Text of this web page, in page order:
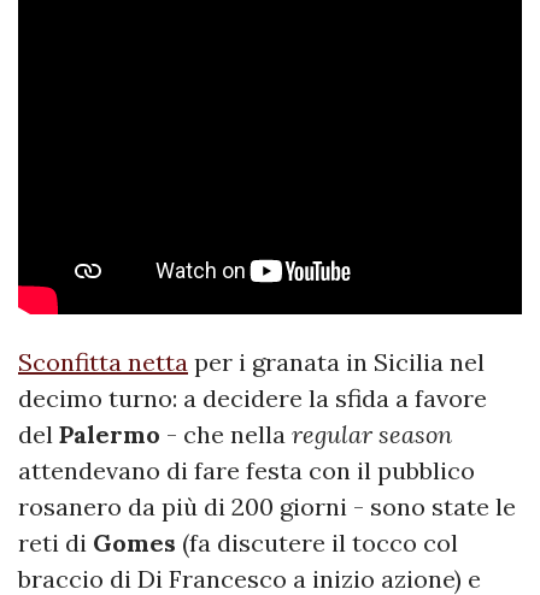
Sconfitta netta per i granata in Sicilia nel
decimo turno: a decidere la sfida a favore
del Palermo - che nella regular season
attendevano di fare festa con il pubblico
rosanero da più di 200 giorni - sono state le
reti di Gomes (fa discutere il tocco col
braccio di Di Francesco a inizio azione) e